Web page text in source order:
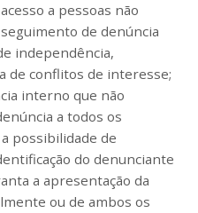
a pessoas não
de denúncia
independência,
de conflitos de interesse;
interno que não
a todos os
possibilidade de
do denunciante
a apresentação da
ou de ambos os